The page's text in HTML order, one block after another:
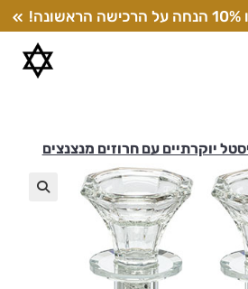
יוקרתיים עם חרוזים מנצנצים